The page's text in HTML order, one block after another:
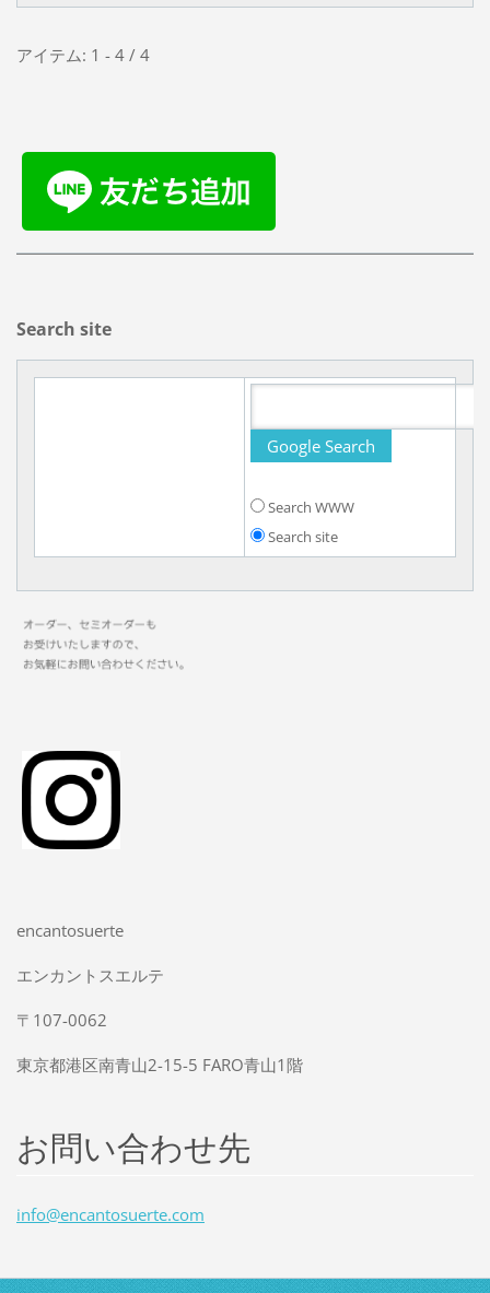
アイテム: 1 - 4 / 4
Search site
Search WWW
Search site
encantosuerte
エンカントスエルテ
〒107-0062
東京都港区南青山2-15-5 FARO青山1階
お問い合わせ先
info@encantosuerte.com